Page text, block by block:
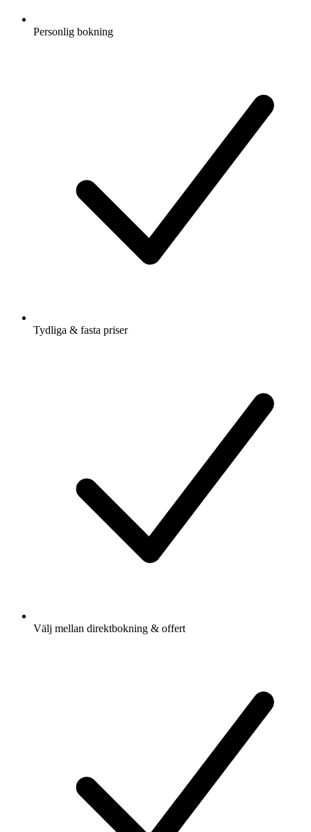
Personlig bokning
Tydliga & fasta priser
Välj mellan direktbokning & offert